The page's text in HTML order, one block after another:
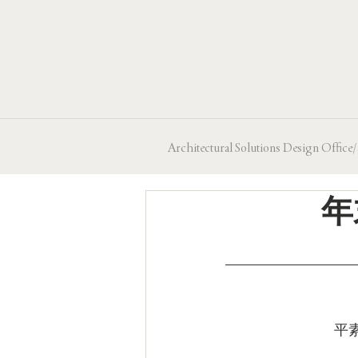
Architectural Solutions Design
年末
平